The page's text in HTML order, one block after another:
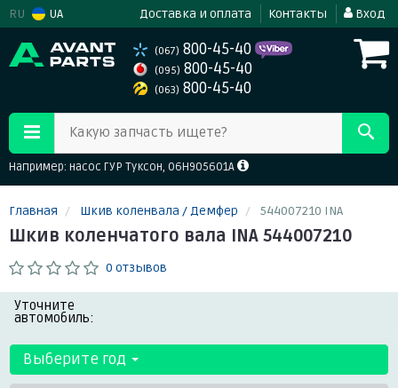
RU UA Доставка и оплата Контакты Вход
(067) 800-45-40
(095) 800-45-40
(063) 800-45-40
Какую запчасть ищете?
Например: насос ГУР Туксон, 06H905601A
Главная Шкив коленвала / Демфер 544007210 INA
Шкив коленчатого вала INA 544007210
0 отзывов
Уточните
автомобиль:
Выберите год